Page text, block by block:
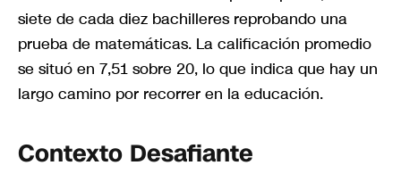
siete de cada diez bachilleres reprobando una
prueba de matemáticas. La calificación promedio
se situó en 7,51 sobre 20, lo que indica que hay un
largo camino por recorrer en la educación.
Contexto Desafiante